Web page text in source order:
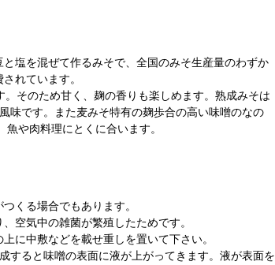
塩を混ぜて作るみそで、全国のみそ生産量のわずか
れています。
そのため甘く、麹の香りも楽しめます。熟成みそは
味です。また麦みそ特有の麹歩合の高い味噌のなの
や肉料理にとくに合います。
くる場合でもあります。
空気中の雑菌が繁殖したためです。
に中敷などを載せ重しを置いて下さい。
すると味噌の表面に液が上がってきます。液が表面を